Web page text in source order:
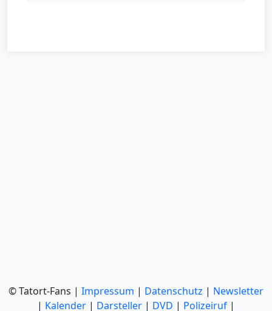
© Tatort-Fans | Impressum | Datenschutz | Newsletter
| Kalender | Darsteller | DVD | Polizeiruf |